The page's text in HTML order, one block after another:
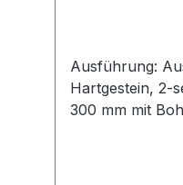
Ausführung:
Hartgestein, 2-
300 mm mit